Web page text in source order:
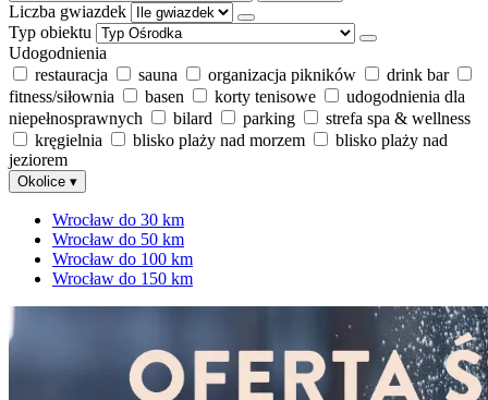
Liczba gwiazdek
Typ obiektu
Udogodnienia
restauracja
sauna organizacja pikników
drink bar
fitness/siłownia
basen korty tenisowe
udogodnienia dla
niepełnosprawnych
bilard parking
strefa spa & wellness
kręgielnia
blisko plaży nad morzem
blisko plaży nad
jeziorem
Okolice ▾
Wrocław do 30 km
Wrocław do 50 km
Wrocław do 100 km
Wrocław do 150 km